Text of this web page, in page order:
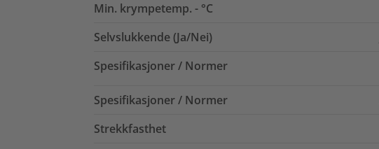
Min. krympetemp. - °C
Selvslukkende (Ja/Nei)
Spesifikasjoner / Normer
Spesifikasjoner / Normer
Strekkfasthet